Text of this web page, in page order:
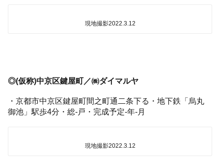
現地撮影2022.3.12
◎(仮称)中京区鍵屋町／㈱ダイマルヤ
・京都市中京区鍵屋町間之町通二条下る・地下鉄「烏丸
御池」駅歩4分・総-戸・完成予定-年-月
現地撮影2022.3.12